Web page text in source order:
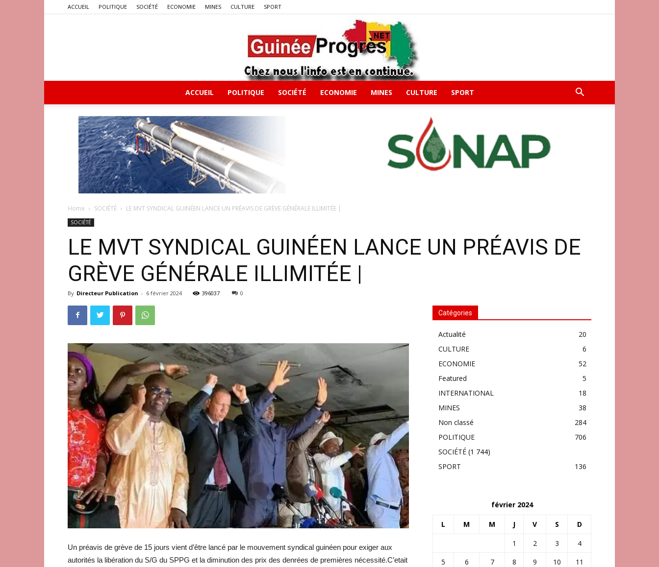
ACCUEIL POLITIQUE SOCIÉTÉ ECONOMIE MINES CULTURE SPORT
ACCUEIL POLITIQUE SOCIÉTÉ ECONOMIE MINES CULTURE SPORT
Home SOCIÉTÉ LE MVT SYNDICAL GUINÉEN LANCE UN PRÉAVIS DE GRÈVE GÉNÉRALE ILLIMITÉE |
SOCIÉTÉ
LE MVT SYNDICAL GUINÉEN LANCE UN PRÉAVIS DE
GRÈVE GÉNÉRALE ILLIMITÉE |
By Directeur Publication - 6 février 2024 396037 0
Un préavis de grève de 15 jours vient d’être lancé par le mouvement syndical guinéen pour exiger aux
autorités la libération du S/G du SPPG et la diminution des prix des denrées de premières nécessité.C’etait
Catégories
Actualité
20
CULTURE
6
ECONOMIE
52
Featured
5
INTERNATIONAL
18
MINES
38
Non classé
284
POLITIQUE
706
SOCIÉTÉ (1 744)
SPORT
136
février 2024
L M M J V S D
1 2 3
4
5
6 7 8 9 10
11